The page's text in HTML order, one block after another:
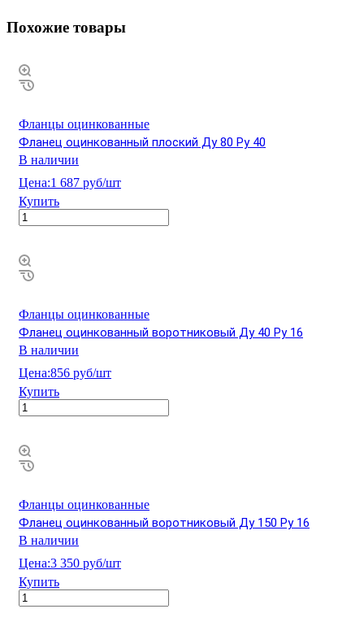
Похожие товары
Фланцы оцинкованные
Фланец оцинкованный плоский Ду 80 Ру 40
В наличии
Цена:1 687 руб/шт
Купить
Фланцы оцинкованные
Фланец оцинкованный воротниковый Ду 40 Ру 16
В наличии
Цена:856 руб/шт
Купить
Фланцы оцинкованные
Фланец оцинкованный воротниковый Ду 150 Ру 16
В наличии
Цена:3 350 руб/шт
Купить